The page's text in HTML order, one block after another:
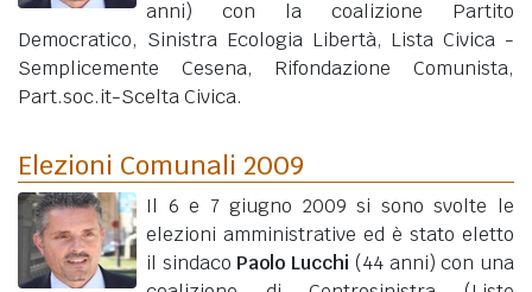
anni) con la coalizione Partito
Democratico, Sinistra Ecologia Libertà, Lista Civica -
Semplicemente Cesena, Rifondazione Comunista,
Part.soc.it-Scelta Civica.
Elezioni Comunali 2009
Il 6 e 7 giugno 2009 si sono svolte le
elezioni amministrative ed è stato eletto
il sindaco Paolo Lucchi (44 anni) con una